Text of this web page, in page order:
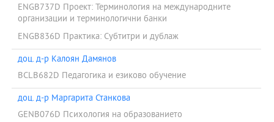
ENGB737D Проект: Терминология на международните
организации и терминологични банки
ENGB836D Практика: Субтитри и дублаж
доц. д-р Калоян Дамянов
BCLB682D Педагогика и езиково обучение
доц. д-р Маргарита Станкова
GENB076D Психология на образованието